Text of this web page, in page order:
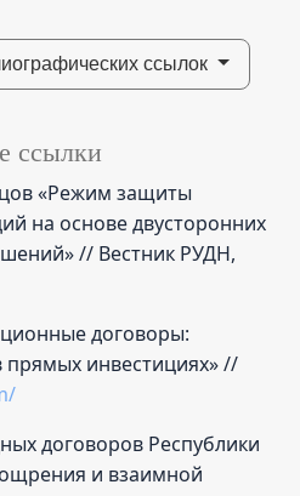
ссылок
ссылки
«Режим защиты
на основе двусторонних
// Вестник РУДН,
договоры:
инвестициях» //
договоров Республики
и взаимной